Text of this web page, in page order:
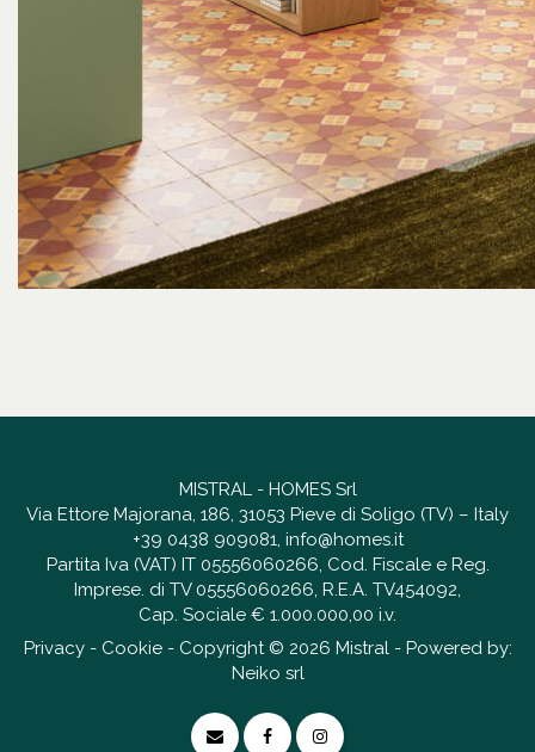
MISTRAL - HOMES Srl
Via Ettore Majorana, 186, 31053 Pieve di Soligo (TV) – Italy
+39 0438 909081, info@homes.it
Partita Iva (VAT) IT 05556060266, Cod. Fiscale e Reg.
Imprese. di TV 05556060266, R.E.A. TV454092,
Cap. Sociale € 1.000.000,00 i.v.
Privacy- Cookie- Copyright © 2026 Mistral - Powered by:
Neiko srl